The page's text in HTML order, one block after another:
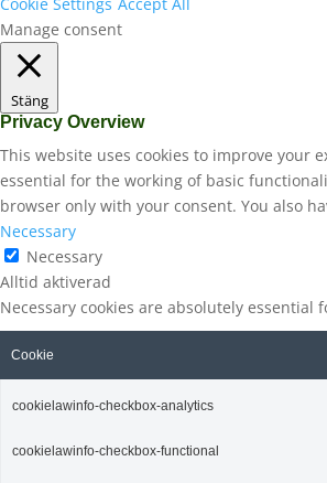
Manage consent
Stäng
Privacy Overview
This website uses cookies to improve your
essential for the working of basic
browser only with your consent. You also
Necessary
Necessary
Alltid aktiverad
Necessary cookies are absolutely
Cookie
cookielawinfo-checkbox-analytics
cookielawinfo-checkbox-functional